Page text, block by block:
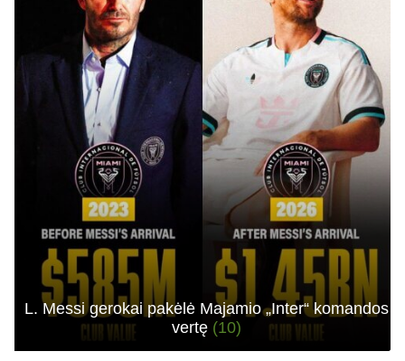
L. Messi gerokai pakėlė Majamio „Inter“ komandos
vertę (10)